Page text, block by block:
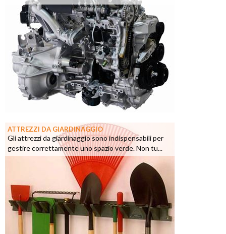
ATTREZZI DA GIARDINAGGIO
Gli attrezzi da giardinaggio sono indispensabili per
gestire correttamente uno spazio verde. Non tu...